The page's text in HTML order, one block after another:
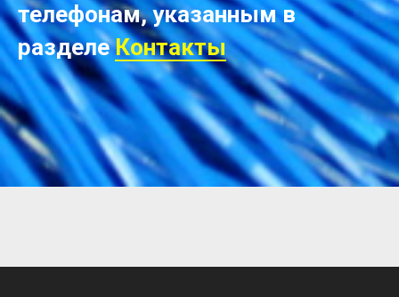
телефонам, указанным в
разделе Контакты